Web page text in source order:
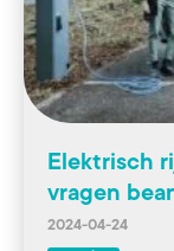
Elektrisch
vragen
2024-04-24